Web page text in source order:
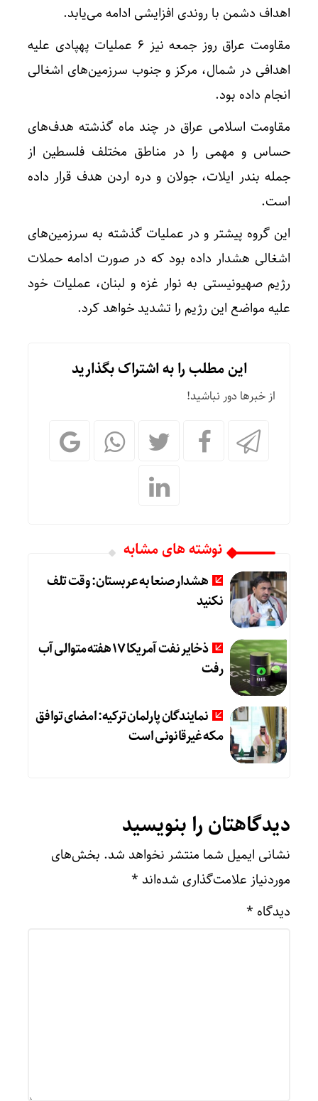
اهداف دشمن با روندی افزایشی ادامه می‌یابد.
مقاومت عراق روز جمعه نیز ۶ عملیات پهپادی علیه
اهدافی در شمال، مرکز و جنوب سرزمین‌های اشغالی
انجام داده بود.
مقاومت اسلامی عراق در چند ماه گذشته هدف‌های
حساس و مهمی را در مناطق مختلف فلسطین از
جمله بندر ایلات، جولان و دره اردن هدف قرار داده
است.
این گروه پیشتر و در عملیات گذشته به سرزمین‌های
اشغالی هشدار داده بود که در صورت ادامه حملات
رژیم صهیونیستی به نوار غزه و لبنان، عملیات خود
علیه مواضع این رژیم را تشدید خواهد کرد.
این مطلب را به اشتراک بگذارید
از خبرها دور نباشید!
نوشته های مشابه
هشدار صنعا به عربستان: وقت تلف
نکنید
ذخایر نفت آمریکا 17 هفته متوالی آب
رفت
نمایندگان پارلمان ترکیه: امضای توافق
مکه غیرقانونی است
دیدگاهتان را بنویسید
نشانی ایمیل شما منتشر نخواهد شد. بخش‌های
موردنیاز علامت‌گذاری شده‌اند *
دیدگاه *